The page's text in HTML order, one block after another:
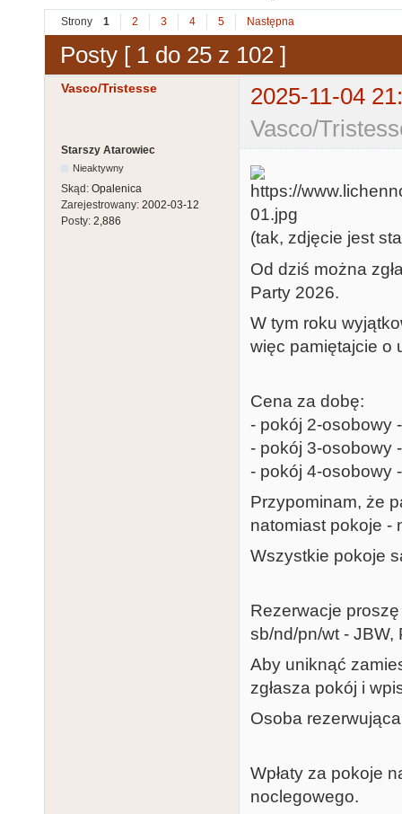
Strony 1 2 3 4 5 Następna
Posty [ 1 do 25 z 102 ]
Vasco/Tristesse
2025-11-04
Vasco/
Starszy Atarowiec
Nieaktywny
Skąd: Opalenica
Zarejestrowany: 2002-03-12
Posty: 2,886
(tak, zdjęcie jest
Od dziś można
Party 2026.
W tym roku
więc pamiętajcie o
Cena za dobę:
- pokój 2-osobowy -
- pokój 3-osobowy -
- pokój 4-osobowy -
Przypominam, że
natomiast pokoje -
Wszystkie pokoje
Rezerwacje
sb/nd/pn/wt - JBW,
Aby uniknąć
zgłasza pokój i
Osoba
Wpłaty za pokoje
noclegowego.